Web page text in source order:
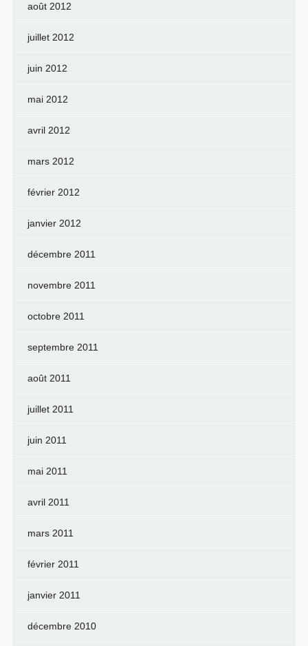
août 2012
juillet 2012
juin 2012
mai 2012
avril 2012
mars 2012
février 2012
janvier 2012
décembre 2011
novembre 2011
octobre 2011
septembre 2011
août 2011
juillet 2011
juin 2011
mai 2011
avril 2011
mars 2011
février 2011
janvier 2011
décembre 2010